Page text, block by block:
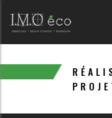
ACCUEIL
CONCEPTION
RÉALISATIONS